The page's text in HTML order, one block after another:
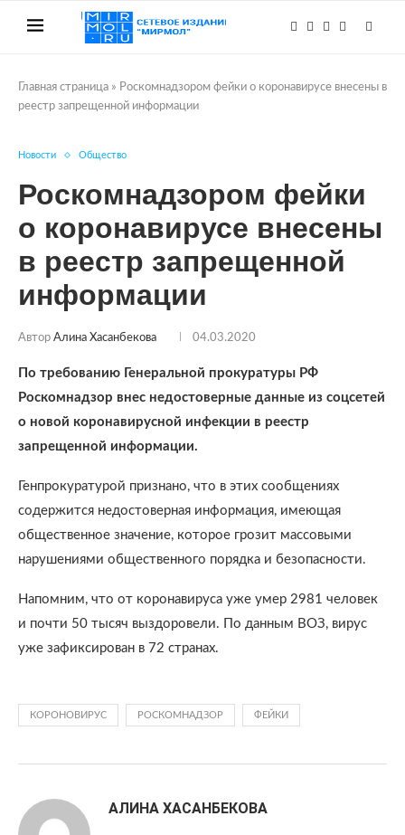
Главная страница » Роскомнадзором фейки о коронавирусе внесены в
реестр запрещенной информации
Новости Общество
Роскомнадзором фейки
о коронавирусе внесены
в реестр запрещенной
информации
Автор Алина Хасанбекова 04.03.2020
По требованию Генеральной прокуратуры РФ
Роскомнадзор внес недостоверные данные из соцсетей
о новой коронавирусной инфекции в реестр
запрещенной информации.
Генпрокуратурой признано, что в этих сообщениях
содержится недостоверная информация, имеющая
общественное значение, которое грозит массовыми
нарушениями общественного порядка и безопасности.
Напомним, что от коронавируса уже умер 2981 человек
и почти 50 тысяч выздоровели. По данным ВОЗ, вирус
уже зафиксирован в 72 странах.
КОРОНОВИРУС РОСКОМНАДЗОР ФЕЙКИ
АЛИНА ХАСАНБЕКОВА